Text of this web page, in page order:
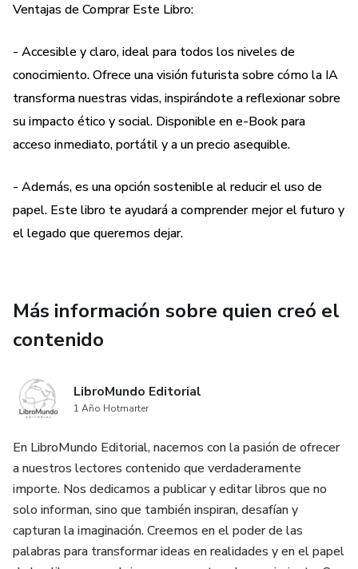
Ventajas de Comprar Este Libro:
- Accesible y claro, ideal para todos los niveles de
conocimiento. Ofrece una visión futurista sobre cómo la IA
transforma nuestras vidas, inspirándote a reflexionar sobre
su impacto ético y social. Disponible en e-Book para
acceso inmediato, portátil y a un precio asequible.
- Además, es una opción sostenible al reducir el uso de
papel. Este libro te ayudará a comprender mejor el futuro y
el legado que queremos dejar.
Más información sobre quien creó el
contenido
LibroMundo Editorial
1 Año Hotmarter
En LibroMundo Editorial, nacemos con la pasión de ofrecer
a nuestros lectores contenido que verdaderamente
importe. Nos dedicamos a publicar y editar libros que no
solo informan, sino que también inspiran, desafían y
capturan la imaginación. Creemos en el poder de las
palabras para transformar ideas en realidades y en el papel